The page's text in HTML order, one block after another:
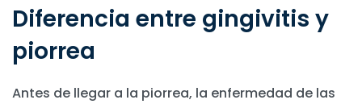
Diferencia entre gingivitis y
piorrea
Antes de llegar a la piorrea, la enfermedad de las